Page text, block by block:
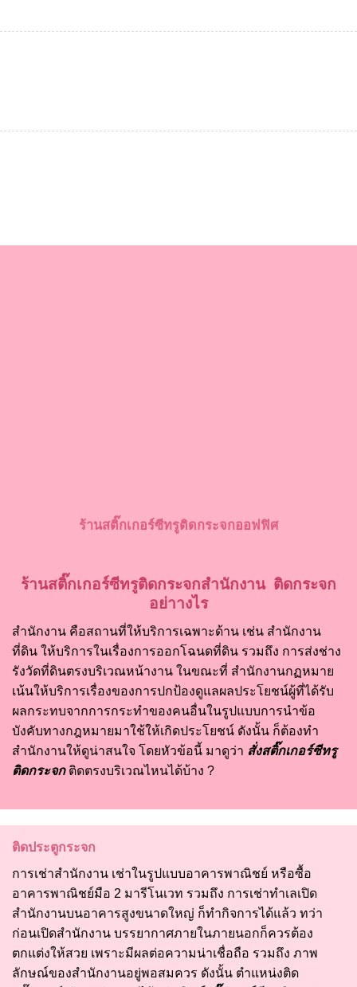
ร้านสติ๊กเกอร์ซีทรูติดกระจกออฟฟิศ
ร้านสติ๊กเกอร์ซีทรูติดกระจกสำนักงาน ติดกระจก
อย่าางไร
สำนักงาน คือสถานที่ให้บริการเฉพาะด้าน เช่น สำนักงาน
ที่ดิน ให้บริการในเรื่องการออกโฉนดที่ดิน รวมถึง การส่งช่าง
รังวัดที่ดินตรงบริเวณหน้างาน ในขณะที่ สำนักงานกฏหมาย
เน้นให้บริการเรื่องของการปกป้องดูแลผลประโยชน์ผู้ที่ได้รับ
ผลกระทบจากการกระทำของคนอื่นในรูปแบบการนำข้อ
บังคับทางกฎหมายมาใช้ให้เกิดประโยชน์ ดังนั้น ก็ต้องทำ
สำนักงานให้ดูน่าสนใจ โดยหัวข้อนี้ มาดูว่า สั่งสติ๊กเกอร์ซีทรู
ติดกระจก ติดตรงบริเวณไหนได้บ้าง ?
ติดประตูกระจก
การเช่าสำนักงาน เช่าในรูปแบบอาคารพาณิชย์ หรือซื้อ
อาคารพาณิชย์มือ 2 มารีโนเวท รวมถึง การเช่าทำเลเปิด
สำนักงานบนอาคารสูงขนาดใหญ่ ก็ทำกิจการได้แล้ว ทว่า
ก่อนเปิดสำนักงาน บรรยากาศภายในภายนอกก็ควรต้อง
ตกแต่งให้สวย เพราะมีผลต่อความน่าเชื่อถือ รวมถึง ภาพ
ลักษณ์ของสำนักงานอยู่พอสมควร ดังนั้น ตำแหน่งติด